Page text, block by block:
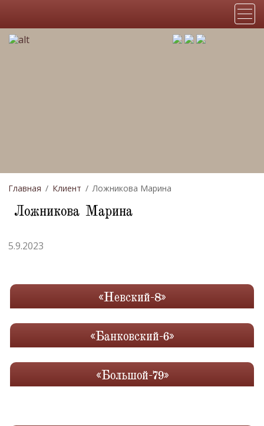
«Невский-8»
«Банковский-6»
«Большой-79»
Главная Клиент Ложникова Марина
Ложникова Марина
5.9.2023